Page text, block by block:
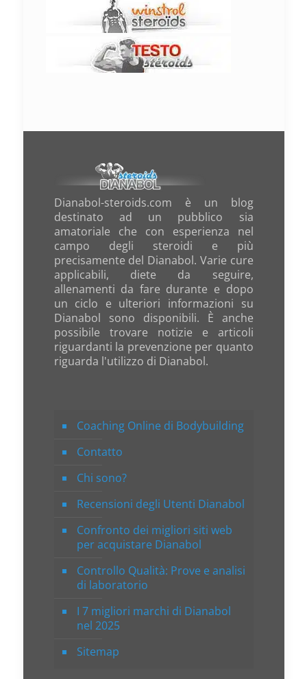
Dianabol-steroids.com è un blog
destinato ad un pubblico sia
amatoriale che con esperienza nel
campo degli steroidi e più
precisamente del Dianabol. Varie cure
applicabili, diete da seguire,
allenamenti da fare durante e dopo
un ciclo e ulteriori informazioni su
Dianabol sono disponibili. È anche
possibile trovare notizie e articoli
riguardanti la prevenzione per quanto
riguarda l'utilizzo di Dianabol.
Coaching Online di Bodybuilding
Contatto
Chi sono?
Recensioni degli Utenti Dianabol
Confronto dei migliori siti web
per acquistare Dianabol
Controllo Qualità: Prove e analisi
di laboratorio
I 7 migliori marchi di Dianabol
nel 2025
Sitemap